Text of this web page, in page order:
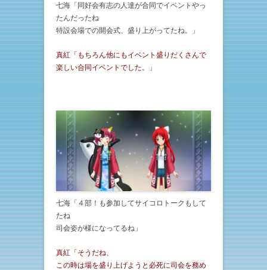
七海「同好会有志の人達が合同でイベントやっ
たんだったね
特設会場での開会式、盛り上がってたね。」
真紅「もちろん他にもイベント盛りだくさんで
楽しい合同イベントでした。」
七海「４部！も参加してサイコロトークもして
たね
司会姿が様になってるね」
真紅「そうだね、
この時は場を盛り上げようと必死に司会を務め